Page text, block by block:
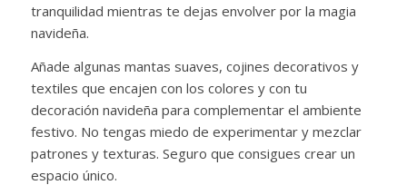
tranquilidad mientras te dejas envolver por la magia
navideña.
Añade algunas mantas suaves, cojines decorativos y
textiles que encajen con los colores y con tu
decoración navideña para complementar el ambiente
festivo. No tengas miedo de experimentar y mezclar
patrones y texturas. Seguro que consigues crear un
espacio único.